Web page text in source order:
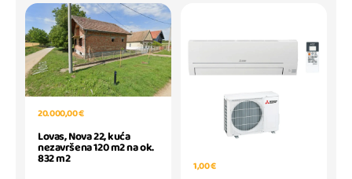
20.000,00 €
Lovas, Nova 22, kuća
nezavršena 120 m2 na ok.
832 m2 1,00 €